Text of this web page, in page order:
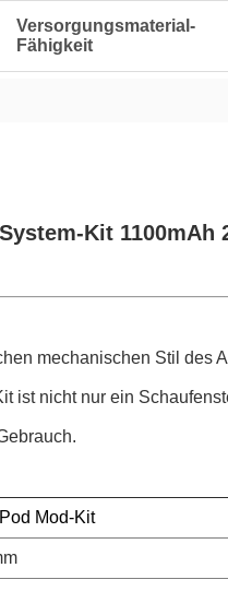
Versorgungsmaterial-
Fähigkeit
Kit 1100mAh
mechanischen Stil des
ist nicht nur ein
Mod-Kit